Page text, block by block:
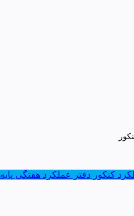
کنکور دفتر عملکرد هفتگی پایه